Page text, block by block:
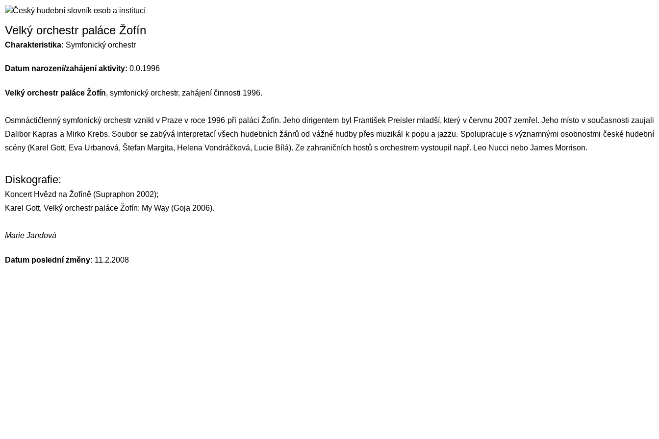
Velký orchestr paláce Žofín
Charakteristika: Symfonický orchestr
Datum narození/zahájení aktivity: 0.0.1996
Velký orchestr paláce Žofín, symfonický orchestr, zahájení činnosti 1996.
Osmnáctičlenný symfonický orchestr vznikl v Praze v roce 1996 při paláci Žofín. Jeho dirigentem byl František Preislermladší, který v červnu 2007 zemřel. Jeho místo v současnosti zaujali
Dalibor Kapras a Mirko Krebs. Soubor se zabývá interpretací všech hudebních žánrů od vážné hudby přes muzikál k popu a jazzu. Spolupracuje s významnými osobnostmi české hudební
scény (Karel Gott, Eva Urbanová, Štefan Margita, Helena Vondráčková, Lucie Bílá). Ze zahraničních hostů s orchestrem vystoupil např. Leo Nucci nebo James Morrison.
Diskografie:
Koncert Hvězd na Žofíně (Supraphon 2002);
Karel Gott, Velký orchestr paláce Žofín: My Way (Goja 2006).
Marie Jandová
Datum poslední změny: 11.2.2008